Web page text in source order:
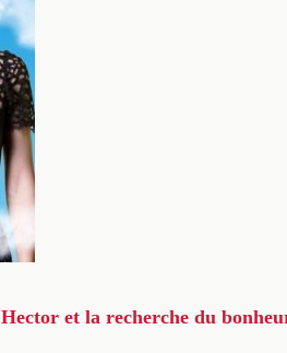
Hector et la recherche du